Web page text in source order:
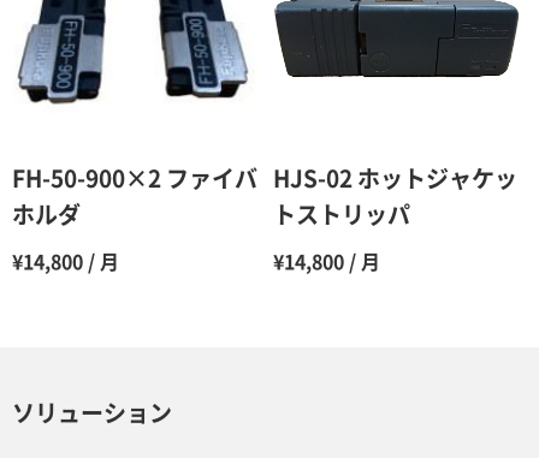
FH-50-900×2 ファイバ
ホルダ
¥14,800 / 月
HJS-02 ホットジャケッ
トストリッパ
¥14,800 / 月
ソリューション